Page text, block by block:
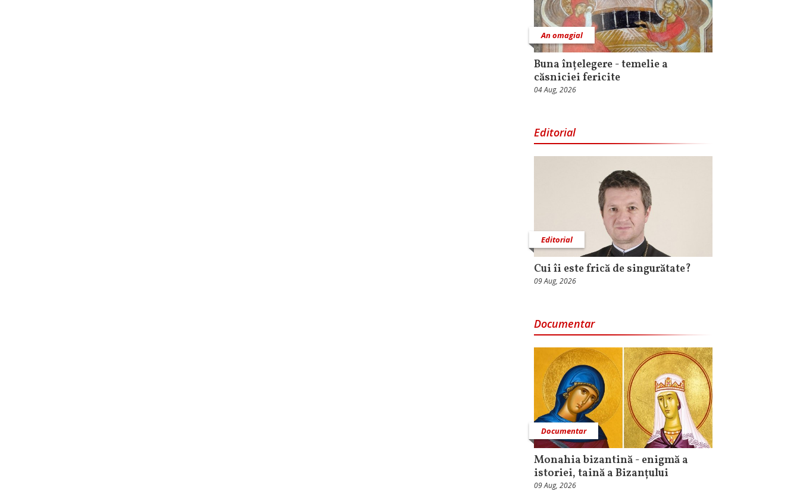
An omagial
Buna înțelegere - temelie a
căsniciei fericite
04 Aug, 2026
Editorial
Editorial
Cui îi este frică de singurătate?
09 Aug, 2026
Documentar
Documentar
Monahia bizantină - enigmă a
istoriei, taină a Bizanțului
09 Aug, 2026